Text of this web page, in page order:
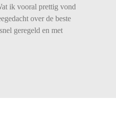
ik vooral prettig vond
over de beste
geregeld en met